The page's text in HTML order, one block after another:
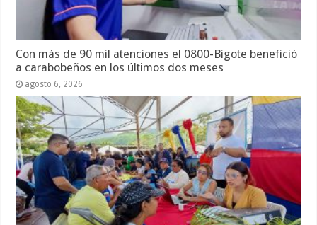
Con más de 90 mil atenciones el 0800-Bigote benefició
a carabobeños en los últimos dos meses
agosto 6, 2026